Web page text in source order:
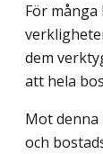
För
dem
att hela
Mot
och